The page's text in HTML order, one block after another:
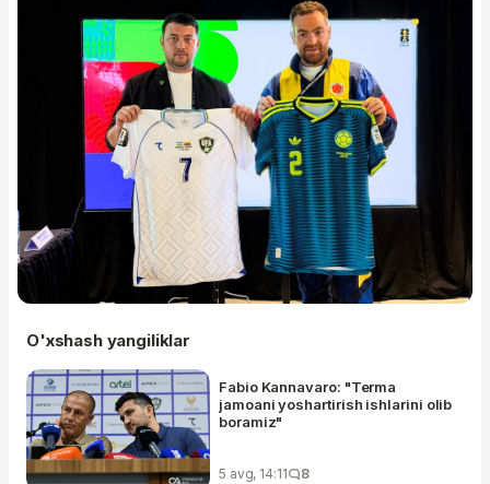
O'xshash yangiliklar
Fabio Kannavaro: "Terma
jamoani yoshartirish ishlarini olib
boramiz"
5 avg, 14:11 8